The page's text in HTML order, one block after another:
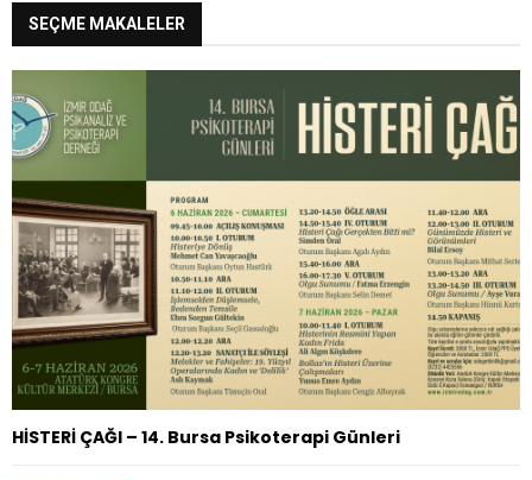
h
f
o
r
:
A
R
H
SEÇME MAKALELER
HİSTERİ ÇAĞI – 14. Bursa Psikoterapi Günleri